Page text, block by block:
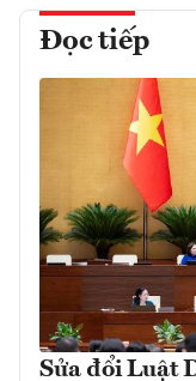
Đọc tiếp
Sửa đổi Luật